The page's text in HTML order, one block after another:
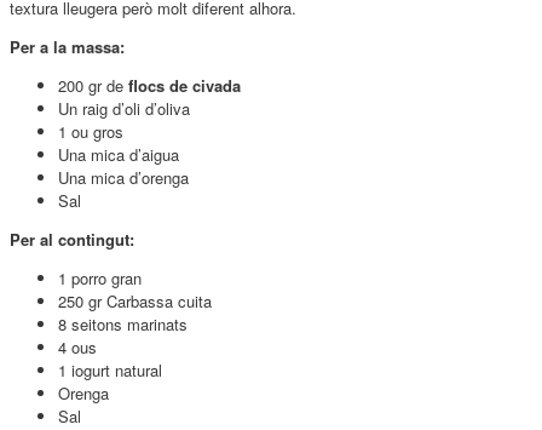
textura lleugera però molt diferent alhora.
Per a la massa:
200 gr de flocs de civada
Un raig d’oli d’oliva
1 ou gros
Una mica d’aigua
Una mica d’orenga
Sal
Per al contingut:
1 porro gran
250 gr Carbassa cuita
8 seitons marinats
4 ous
1 iogurt natural
Orenga
Sal